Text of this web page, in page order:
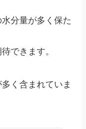
分量が多く保た
できます。
く含まれていま